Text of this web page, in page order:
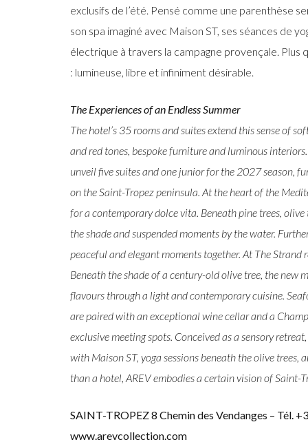
exclusifs de l’été. Pensé comme une parenthèse
son spa imaginé avec Maison ST, ses séances de
électrique à travers la campagne provençale. Plus
: lumineuse, libre et infiniment désirable.
The Experiences of an Endless Summer
The hotel’s 35 rooms and suites extend this sense of
and red tones, bespoke furniture and luminous
unveil five suites and one junior for the 2027 season,
on the Saint-Tropez peninsula. At the heart of the
for a contemporary dolce vita. Beneath pine trees,
the shade and suspended moments by the water.
peaceful and elegant moments together. At The
Beneath the shade of a century-old olive tree, the new
flavours through a light and contemporary cuisine.
are paired with an exceptional wine cellar and a
exclusive meeting spots. Conceived as a sensory
with Maison ST, yoga sessions beneath the olive
than a hotel, AREV embodies a certain vision of
SAINT-TROPEZ 8 Chemin des Vendanges – Tél.
www.arevcollection.com